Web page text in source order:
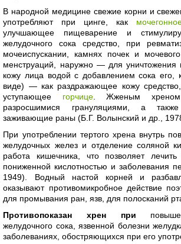
В народной медицине свежие корни и
употребляют при цинге, как
улучшающее пищеварение и
желудочного сока средство, при
мочеиспускании, камнях почек и
менструаций, наружно — для уничтожения
кожу лица водой с добавлением сока его,
виде) — как раздражающее кожу
уступающее горчице. Жженым
разросшимися грануляциями, а
заживающие раны (Б.Г. Волынский и др.,
При употреблении тертого хрена внутрь
желудочных желез и отделение соляной
работа кишечника, что позволяет
пониженной кислотностью и заболевания
1949). Водный настой корней и
оказывают противомикробное действие
для промывания ран, язв, для полосканий
Противопоказан хрен при
желудочного сока, язвенной болезни
заболеваниях, обостряющихся при его